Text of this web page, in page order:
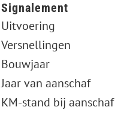
Signalement
Uitvoering
Versnellingen
Bouwjaar
Jaar van aanschaf
KM-stand bij aanschaf